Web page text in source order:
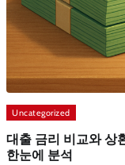
Uncategorized
대출 금리 비교와 상
한눈에 분석